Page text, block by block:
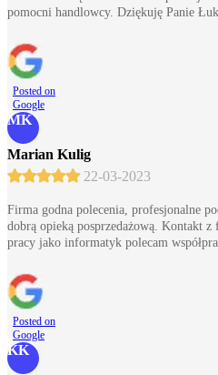
pomocni handlowcy. Dziękuję Panie
Posted on
Google
MK
Marian Kulig
22-03-2023
Firma godna polecenia, profesjonalne
dobrą opieką posprzedażową. Kontakt
pracy jako informatyk polecam
Posted on
Google
KK